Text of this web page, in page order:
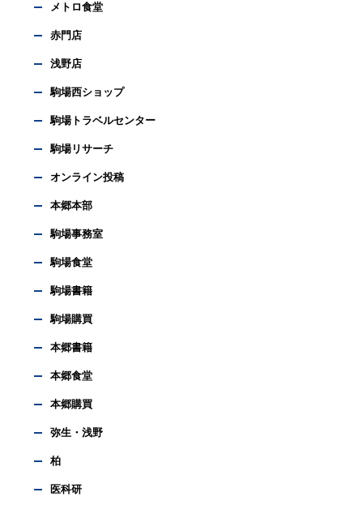
メトロ食堂
赤門店
浅野店
駒場西ショップ
駒場トラベルセンター
駒場リサーチ
オンライン投稿
本郷本部
駒場事務室
駒場食堂
駒場書籍
駒場購買
本郷書籍
本郷食堂
本郷購買
弥生・浅野
柏
医科研